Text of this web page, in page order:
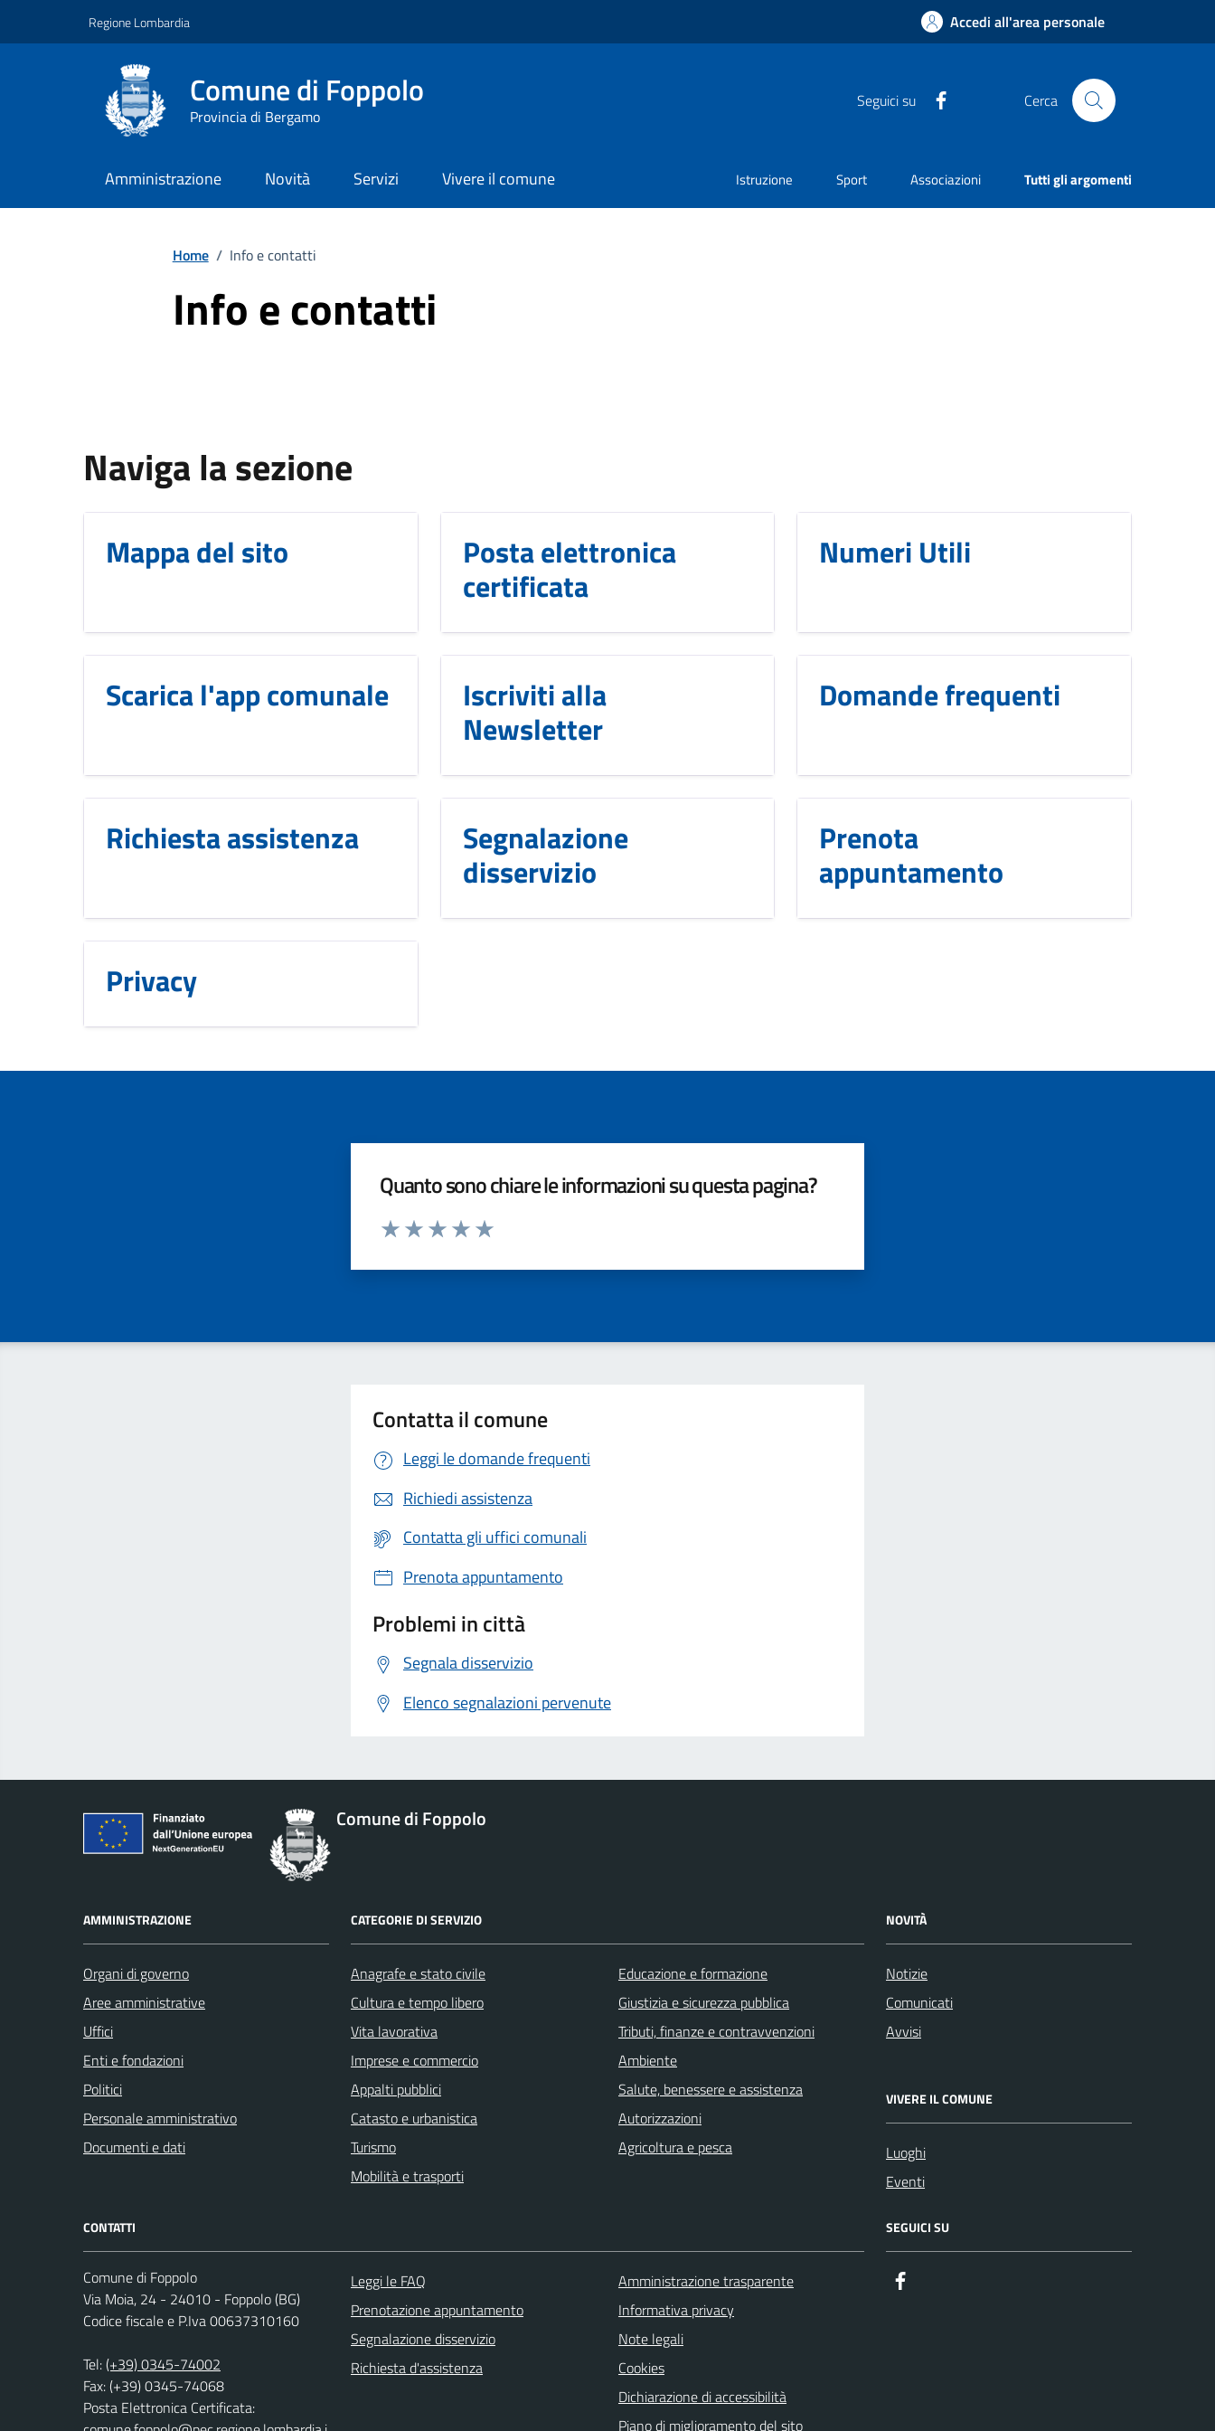
Regione Lombardia Accedi all'area personale
Comune di Foppolo
Provincia di Bergamo
Seguici su Cerca
Amministrazione Novità Servizi Vivere il comune Istruzione Sport Associazioni Tutti gli argomenti
Home / Info e contatti
Info e contatti
Naviga la sezione
Mappa del sito Posta elettronica
certificata
Numeri Utili
Scarica l'app comunale Iscriviti alla
Newsletter
Domande frequenti
Richiesta assistenza Segnalazione
disservizio
Prenota
appuntamento
Privacy
Quanto sono chiare le informazioni su questa pagina?
Valuta da 1 a 5 stelle la pagina
Contatta il comune
Leggi le domande frequenti
Richiedi assistenza
Contatta gli uffici comunali
Prenota appuntamento
Problemi in città
Segnala disservizio
Elenco segnalazioni pervenute
Comune di Foppolo
AMMINISTRAZIONE
Organi di governo
Aree amministrative
Uffici
Enti e fondazioni
Politici
Personale amministrativo
Documenti e dati
CATEGORIE DI SERVIZIO
Anagrafe e stato civile
Cultura e tempo libero
Vita lavorativa
Imprese e commercio
Appalti pubblici
Catasto e urbanistica
Turismo
Mobilità e trasporti
Educazione e formazione
Giustizia e sicurezza pubblica
Tributi, finanze e contravvenzioni
Ambiente
Salute, benessere e assistenza
Autorizzazioni
Agricoltura e pesca
NOVITÀ
Notizie
Comunicati
Avvisi
VIVERE IL COMUNE
Luoghi
Eventi
CONTATTI
Comune di Foppolo
Via Moia, 24 - 24010 - Foppolo (BG)
Codice fiscale e P.Iva 00637310160
Tel:(+39) 0345-74002
Fax: (+39) 0345-74068
Posta Elettronica Certificata:
Leggi le FAQ
Prenotazione appuntamento
Segnalazione disservizio
Richiesta d'assistenza
Amministrazione trasparente
Informativa privacy
Note legali
Cookies
Dichiarazione di accessibilità
Piano di miglioramento del sito
SEGUICI SU